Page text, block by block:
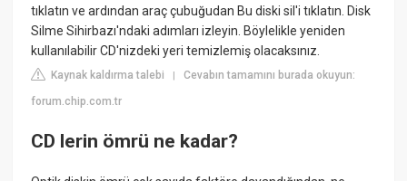
tıklatın ve ardından araç çubuğudan Bu diski sil'i tıklatın. Disk
Silme Sihirbazı'ndaki adımları izleyin. Böylelikle yeniden
kullanılabilir CD'nizdeki yeri temizlemiş olacaksınız.
Kaynak kaldırma talebi |Cevabın tamamını burada okuyun:
forum.chip.com.tr
CD lerin ömrü ne kadar?